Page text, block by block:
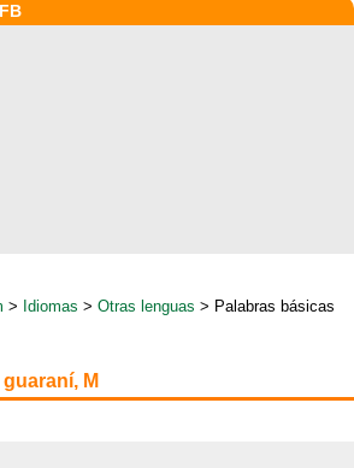
> Idiomas > Otras lenguas > Palabras básicas
M